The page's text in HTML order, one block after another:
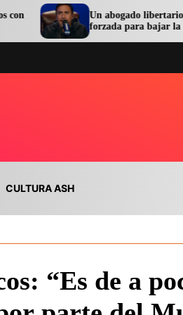
Un abogado libertario planteó la
forzada para bajar la pobreza
CULTURA ASH
“Es de a